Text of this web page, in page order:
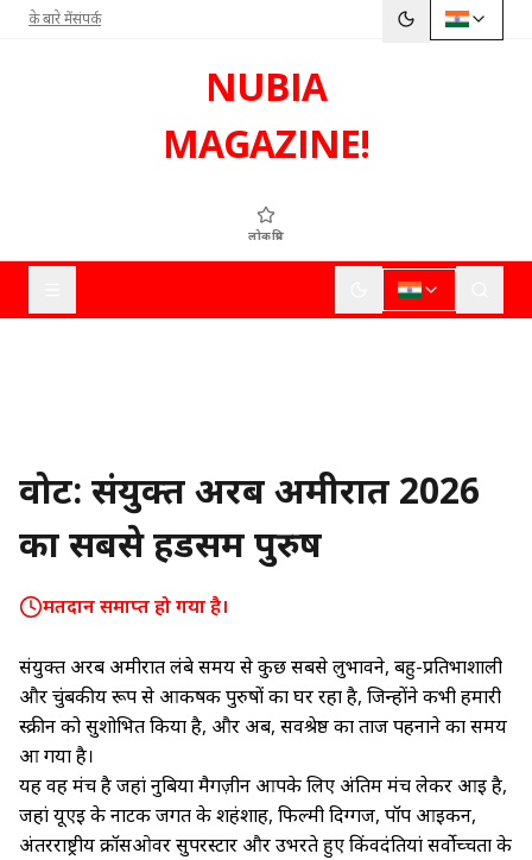
के बारे मेंसंपर्क
NUBIA
MAGAZINE!
लोकप्रिय
वोट: संयुक्त अरब अमीरात 2026
का सबसे हैंडसम पुरुष
मतदान समाप्त हो गया है।
संयुक्त अरब अमीरात लंबे समय से कुछ सबसे लुभावने, बहु-प्रतिभाशाली
और चुंबकीय रूप से आकर्षक पुरुषों का घर रहा है, जिन्होंने कभी हमारी
स्क्रीन को सुशोभित किया है, और अब, सर्वश्रेष्ठ का ताज पहनाने का समय
आ गया है।
यह वह मंच है जहां नुबिया मैगज़ीन आपके लिए अंतिम मंच लेकर आई है,
जहां यूएई के नाटक जगत के शहंशाह, फिल्मी दिग्गज, पॉप आइकन,
अंतरराष्ट्रीय क्रॉसओवर सुपरस्टार और उभरते हुए किंवदंतियां सर्वोच्चता के